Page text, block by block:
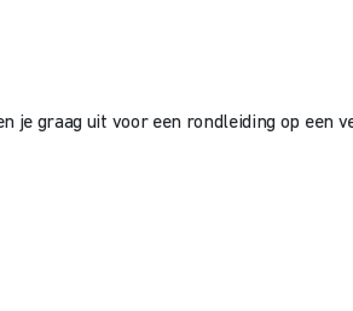
je graag uit voor een rondleiding op een